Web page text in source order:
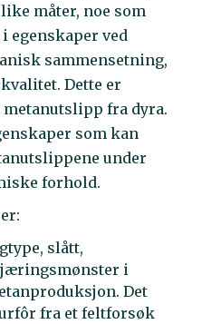
måter, noe som
egenskaper ved
sammensetning,
Dette er
fra dyra.
som kan
under
forhold.
slått,
i
Det
fra et feltforsøk